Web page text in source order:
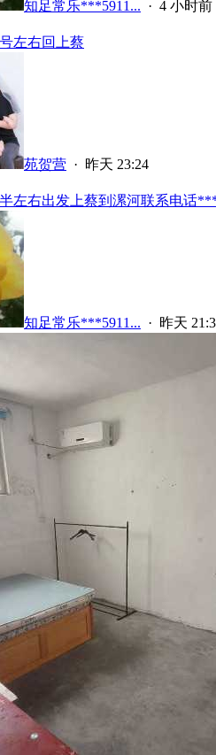
知足常乐***5911... · 4 小时前
左右回上蔡
苑贺营 · 昨天 23:24
左右出发上蔡到漯河联系电话
知足常乐***5911... · 昨天